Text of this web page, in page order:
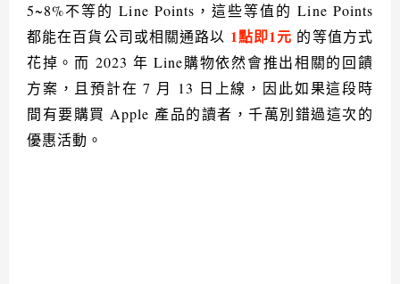
5~8%不等的 Line Points ，這些等值的 Line Points
都能在百貨公司或相關通路以 1點即1元 的等值方式
花掉。而 2023 年 Line購物依然會推出相關的回饋
方案，且預計在 7 月 13 日上線，因此如果這段時
間有要購買 Apple 產品的讀者，千萬別錯過這次的
優惠活動。